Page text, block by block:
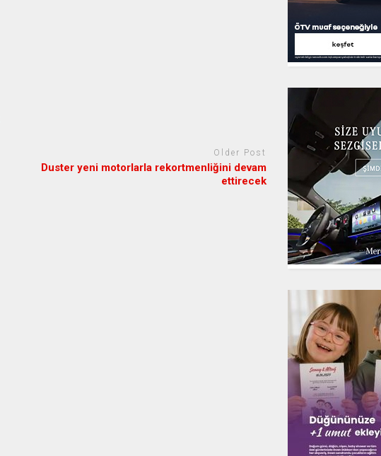
Older Post
Duster yeni motorlarla rekortmenliğini devam
ettirecek